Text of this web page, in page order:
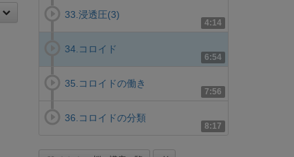
4:14
33.浸透圧(3)
6:54
34.コロイド
7:56
35.コロイドの働き
8:17
36.コロイドの分類